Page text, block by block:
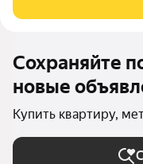
отдельной гардеробной,
Сохраняйте
новые
Купить квартиру,